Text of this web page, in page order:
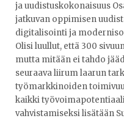
ja uudistuskokonaisuus
jatkuvan oppimisen
digitalisointi ja
Olisi luullut, että 300
mutta mitään ei tahdo
seuraava liirum laarun
työmarkkinoiden
kaikki
vahvistamiseksi lisätään